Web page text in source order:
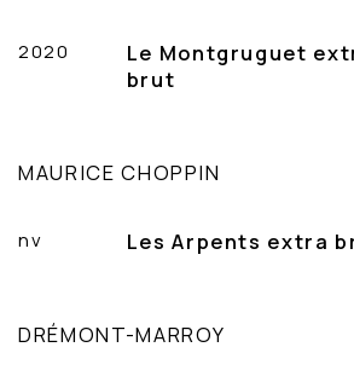
2020
Le Montgruguet
brut
MAURICE CHOPPIN
nv Les Arpents extra
DRÉMONT-MARROY